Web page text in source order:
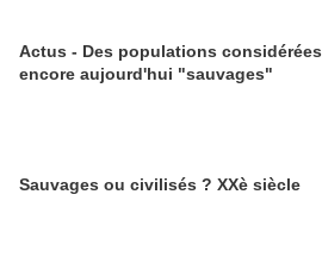
Actus - Des populations considérées
encore aujourd'hui "sauvages"
Sauvages ou civilisés ? XXè siècle